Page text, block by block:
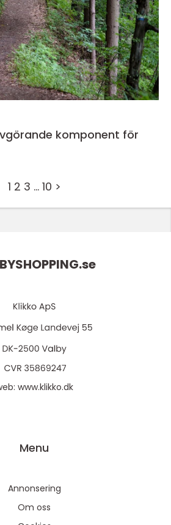
komponent för
1 2 3 … 10 >
se
www.klikko.dk
Menu
Annonsering
Om oss